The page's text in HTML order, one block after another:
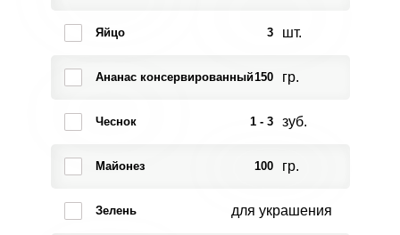
Яйцо 3 шт.
Ананас консервированный150 гр.
Чеснок 1 - 3 зуб.
Майонез 100 гр.
Зелень для украшения